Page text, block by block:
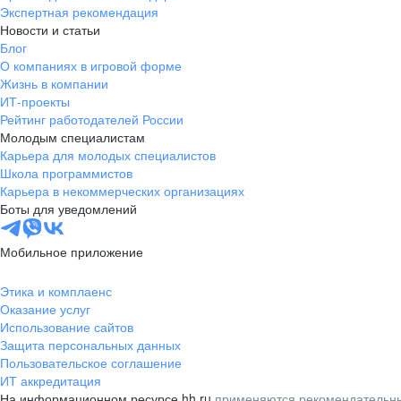
Экспертная рекомендация
Новости и статьи
Блог
О компаниях в игровой форме
Жизнь в компании
ИТ-проекты
Рейтинг работодателей России
Молодым специалистам
Карьера для молодых специалистов
Школа программистов
Карьера в некоммерческих организациях
Боты для уведомлений
Мобильное приложение
Этика и комплаенс
Оказание услуг
Использование сайтов
Защита персональных данных
Пользовательское соглашение
ИТ аккредитация